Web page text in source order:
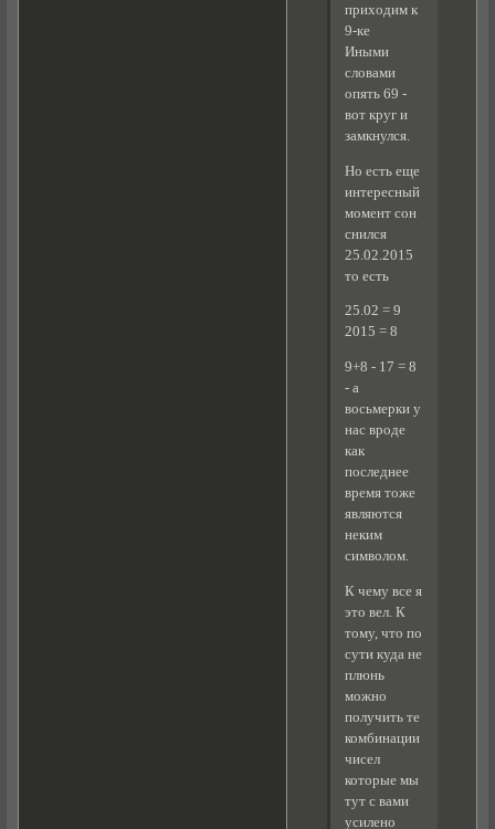
приходим к
9-ке
Иными
словами
опять 69 -
вот круг и
замкнулся.
Но есть еще
интересный
момент сон
снился
25.02.2015
то есть
25.02 = 9
2015 = 8
9+8 - 17 = 8
- а
восьмерки у
нас вроде
как
последнее
время тоже
являются
неким
символом.
К чему все я
это вел. К
тому, что по
сути куда не
плюнь
можно
получить те
комбинации
чисел
которые мы
тут с вами
усилено